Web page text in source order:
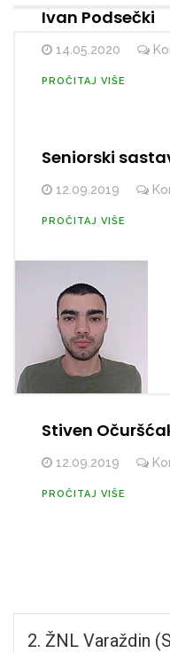
Ivan Podsečki
14.05.2020
PROČITAJ VIŠE
Seniorski
12.09.2019
PROČITAJ VIŠE
Stiven
12.09.2019
PROČITAJ VIŠE
2. ŽNL Varaždin